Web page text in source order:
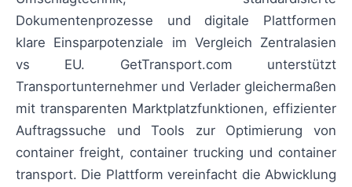
Dokumentenprozesse und digitale Plattformen
klare Einsparpotenziale im Vergleich Zentralasien
vs EU. GetTransport.com unterstützt
Transportunternehmer und Verlader gleichermaßen
mit transparenten Marktplatzfunktionen, effizienter
Auftragssuche und Tools zur Optimierung von
container freight, container trucking und container
transport. Die Plattform vereinfacht die Abwicklung